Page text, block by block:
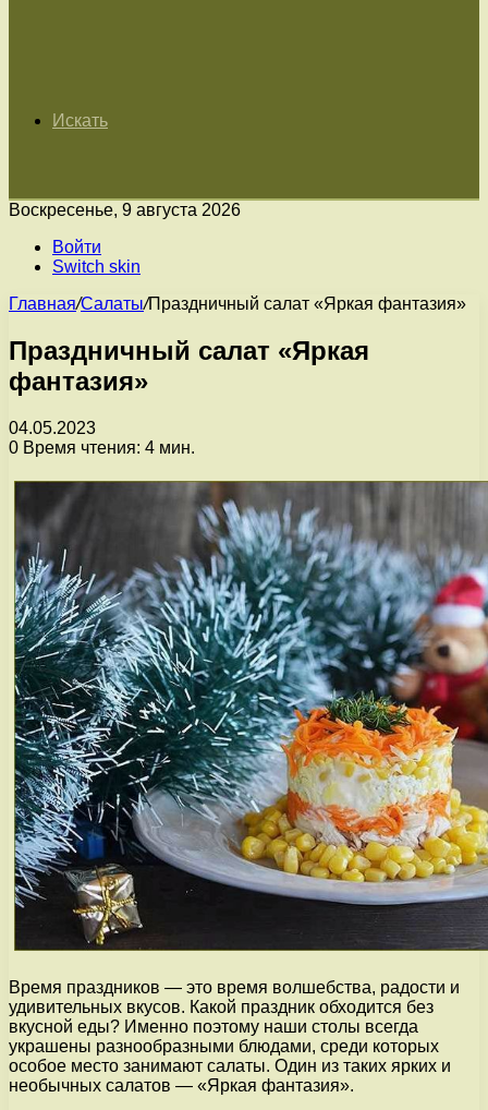
Искать
Воскресенье, 9 августа 2026
Войти
Switch skin
Главная/Салаты/Праздничный салат «Яркая фантазия»
Праздничный салат «Яркая
фантазия»
04.05.2023
0 Время чтения: 4 мин.
Время праздников — это время волшебства, радости и
удивительных вкусов. Какой праздник обходится без
вкусной еды? Именно поэтому наши столы всегда
украшены разнообразными блюдами, среди которых
особое место занимают салаты. Один из таких ярких и
необычных салатов — «Яркая фантазия».